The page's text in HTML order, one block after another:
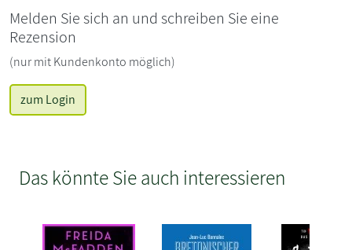
Melden Sie sich an und schreiben Sie eine
Rezension
(nur mit Kundenkonto möglich)
zum Login
Das könnte Sie auch interessieren